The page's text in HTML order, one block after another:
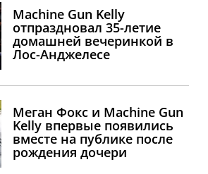
Machine Gun Kelly
отпраздновал 35-летие
домашней вечеринкой в
Лос-Анджелесе
Меган Фокс и Machine Gun
Kelly впервые появились
вместе на публике после
рождения дочери